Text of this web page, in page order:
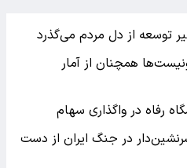
توسعه از دل مردم می‌گذرد
همچنان از آمار
رفاه در واگذاری سهام
هواپیمای سرنشین‌دار در جنگ ایران از دست